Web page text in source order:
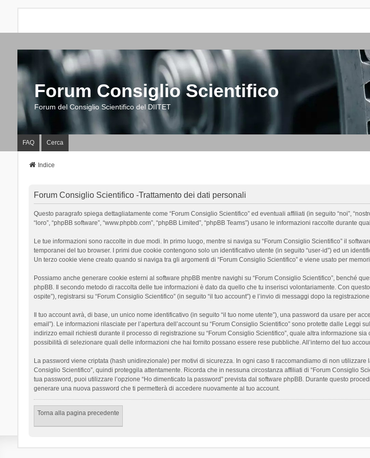
Forum Consiglio Scientifico
Forum del Consiglio Scientifico del DIITET
FAQ Cerca
Indice
Forum Consiglio Scientifico -Trattamento dei dati personali
Questo paragrafo spiega dettagliatamente come “Forum Consiglio Scientifico” ed eventuali affiliati (in seguito “noi”,
“loro”, “phpBB software”, “www.phpbb.com”, “phpBB Limited”, “phpBB Teams”) usano le informazioni raccolte durante
Le tue informazioni sono raccolte in due modi. In primo luogo, mentre si naviga su “Forum Consiglio Scientifico” il
temporanei del tuo browser. I primi due cookie contengono solo un identificativo utente (in seguito “user-id”) ed un
Un terzo cookie viene creato quando si naviga tra gli argomenti di “Forum Consiglio Scientifico” e viene usato per
Possiamo anche generare cookie esterni al software phpBB mentre navighi su “Forum Consiglio Scientifico”, benché
phpBB. Il secondo metodo di raccolta delle tue informazioni è dato da quello che tu inserisci volontariamente. Con
ospite”), registrarsi su “Forum Consiglio Scientifico” (in seguito “il tuo account”) e l’invio di messaggi dopo la
Il tuo account avrà, di base, un unico nome identificativo (in seguito “il tuo nome utente”), una password da usare per
email”). Le informazioni rilasciate per l’apertura dell’account su “Forum Consiglio Scientifico” sono protette dalle
indirizzo email richiesti durante il processo di registrazione su “Forum Consiglio Scientifico”, quale altra informazione
possibilità di selezionare quali delle informazioni che hai fornito possano essere rese pubbliche. All’interno del tuo
La password viene criptata (hash unidirezionale) per motivi di sicurezza. In ogni caso ti raccomandiamo di non
Consiglio Scientifico”, quindi proteggila attentamente. Ricorda che in nessuna circostanza affiliati di “Forum Consiglio
tua password, puoi utilizzare l’opzione “Ho dimenticato la password” prevista dal software phpBB. Durante questo
generare una nuova password che ti permetterà di accedere nuovamente al tuo account.
Torna alla pagina precedente